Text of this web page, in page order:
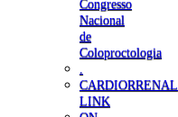
Congresso
Nacional
de
Coloproctologia
CARDIORRENAL
LINK